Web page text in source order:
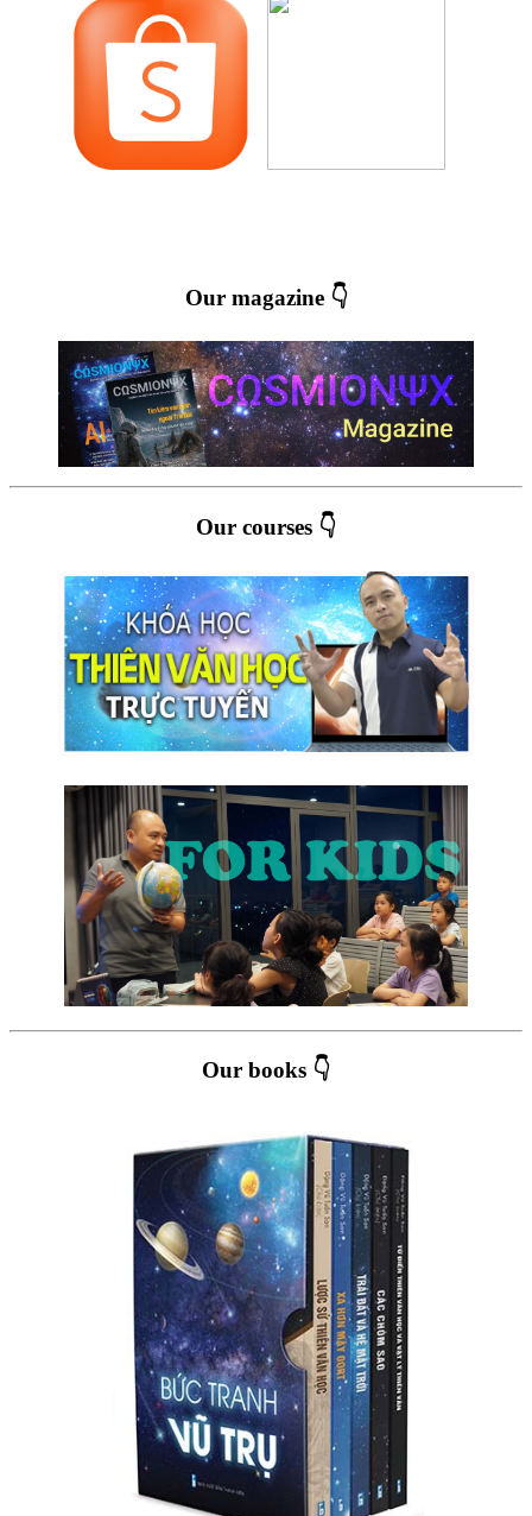
Our magazine 👇
Our courses 👇
Our books 👇